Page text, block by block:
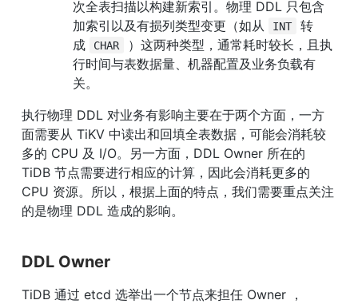
次全表扫描以构建新索引。物理 DDL 只包含
加索引以及有损列类型变更（如从
INT
转
成
CHAR
）这两种类型，通常耗时较长，且执
行时间与表数据量、机器配置及业务负载有
关。
执行物理 DDL 对业务有影响主要在于两个方面，一方
面需要从 TiKV 中读出和回填全表数据，可能会消耗较
多的 CPU 及 I/O。另一方面，DDL Owner 所在的
TiDB 节点需要进行相应的计算，因此会消耗更多的
CPU 资源。所以，根据上面的特点，我们需要重点关注
的是物理 DDL 造成的影响。
DDL Owner
TiDB 通过 etcd 选举出一个节点来担任 Owner ，